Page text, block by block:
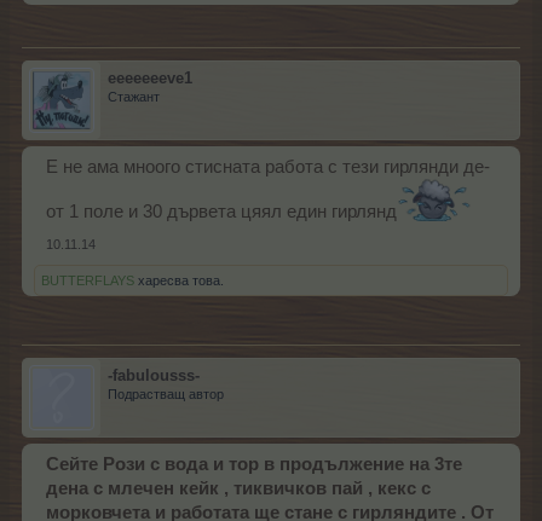
eeeeeeeve1
Стажант
Е не ама мноого стисната работа с тези гирлянди де-
от 1 поле и 30 дървета цяял един гирлянд
10.11.14
BUTTERFLAYS харесва това.
-fabulousss-
Подрастващ автор
Сейте Рози с вода и тор в продължение на 3те
дена с млечен кейк , тиквичков пай , кекс с
морковчета и работата ще стане с гирляндите . От